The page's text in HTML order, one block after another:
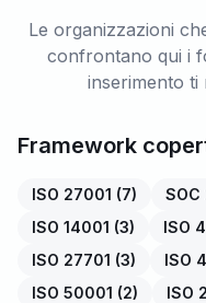
Le organizzazioni
confrontano qui i
inserimento
Framework
ISO 27001 (7) SOC
ISO 14001 (3) ISO
ISO 27701 (3) ISO
ISO 50001 (2) ISO